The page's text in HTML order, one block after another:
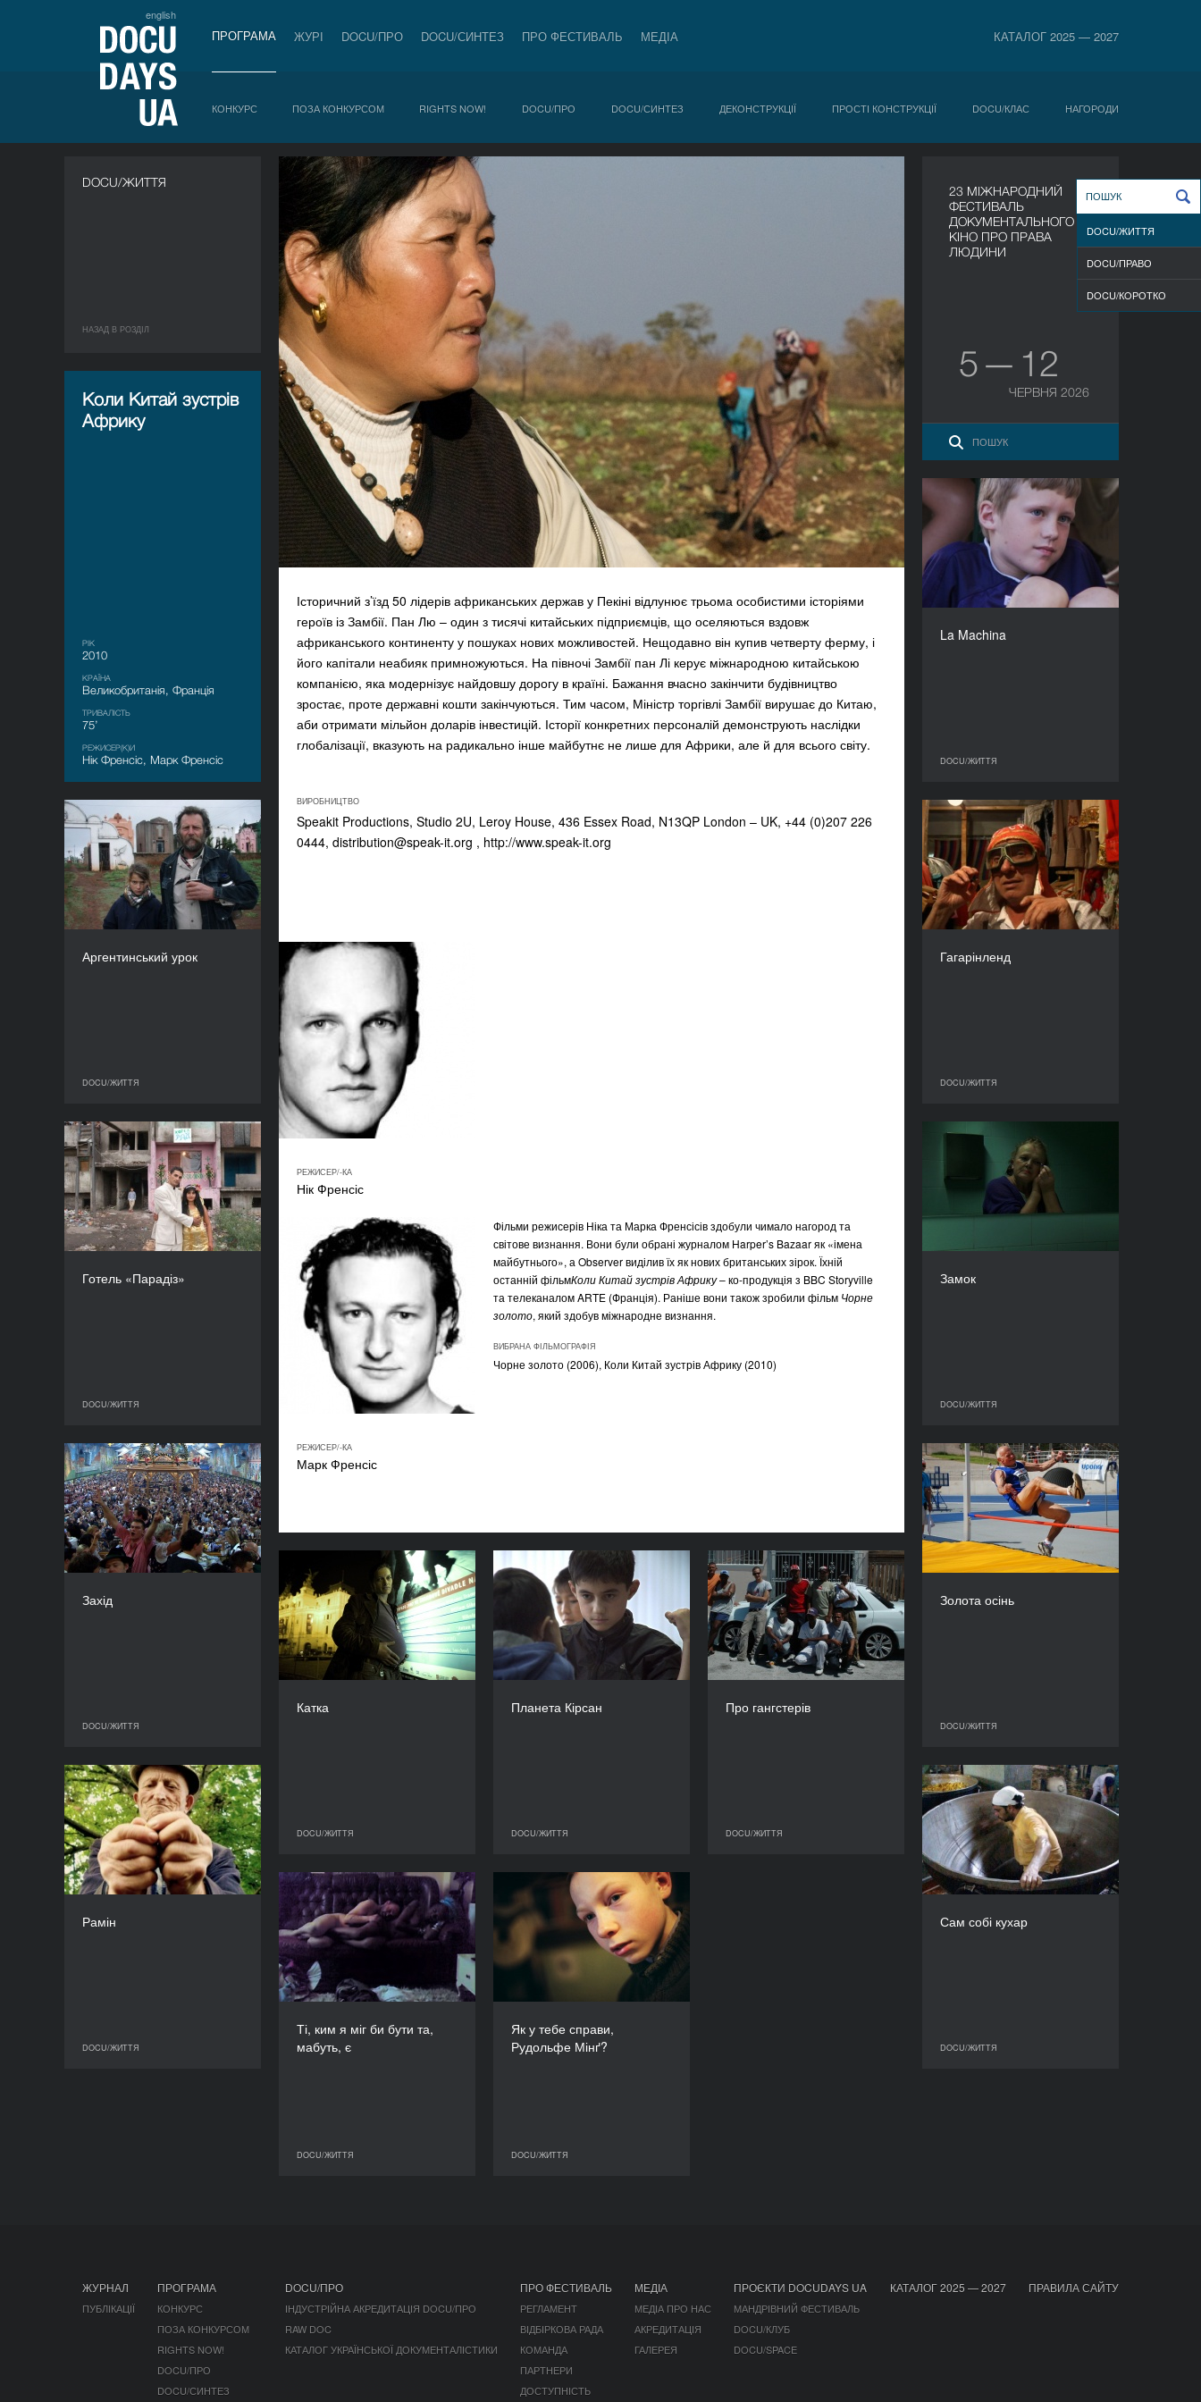
english
ПРОГРАМА ЖУРІ DOCU/ПРО DOCU/СИНТЕЗ ПРО ФЕСТИВАЛЬ МЕДІА КАТАЛОГ 2025 — 2027
КОНКУРС ПОЗА КОНКУРСОМ RIGHTS NOW! DOCU/ПРО DOCU/СИНТЕЗ ДЕКОНСТРУКЦІЇ ПРОСТІ КОНСТРУКЦІЇ DOCU/КЛАС НАГОРОДИ
DOCU/ЖИТТЯ
НАЗАД В РОЗДIЛ
Коли Китай зустрів
Африку
РІК
2010
КРАЇНА
Великобританія, Франція
ТРИВАЛІСТЬ
75’
РЕЖИСЕР(К)И
Нік Френсіс, Марк Френсіс
Історичний з’їзд 50 лідерів африканських держав у Пекіні відлунює трьома особистими історіями
героїв із Замбії. Пан Лю – один з тисячі китайських підприємців, що оселяються вздовж
африканського континенту у пошуках нових можливостей. Нещодавно він купив четверту ферму, і
його капітали неабияк примножуються. На півночі Замбії пан Лі керує міжнародною китайською
компанією, яка модернізує найдовшу дорогу в країні. Бажання вчасно закінчити будівництво
зростає, проте державні кошти закінчуються. Тим часом, Міністр торгівлі Замбії вирушає до Китаю,
аби отримати мільйон доларів інвестицій. Історії конкретних персоналій демонструють наслідки
глобалізації, вказують на радикально інше майбутнє не лише для Африки, але й для всього світу.
ВИРОБНИЦТВО
Speakit Productions, Studio 2U, Leroy House, 436 Essex Road, N13QP London – UK, +44 (0)207 226
0444, distribution@speak-it.org , http://www.speak-it.org
РЕЖИСЕР/-КА
Нік Френсіс
РЕЖИСЕР/-КА
Марк Френсіс
Фільми режисерів Ніка та Марка Френсісівздобули чимало нагород та
світове визнання. Вони були обрані журналом Harper’s Bazaar як «імена
майбутнього», а Observer виділив їх як нових британських зірок. Їхній
останній фільмКоли Китай зустрів Африку– ко-продукція з BBC Storyville
та телеканалом ARTE (Франція). Раніше вони також зробили фільм Чорне
золото, який здобув міжнародне визнання.
ВИБРАНА ФІЛЬМОГРАФІЯ
Чорне золото (2006), Коли Китай зустрів Африку (2010)
23 МІЖНАРОДНИЙ
ФЕСТИВАЛЬ
ДОКУМЕНТАЛЬНОГО
КІНО ПРО ПРАВА
ЛЮДИНИ
5 — 12
ЧЕРВНЯ 2026
La Machina
DOCU/ЖИТТЯ
La Machina
2011
КРАЇНА
Польща
РЕЖИСЕР/-КА
Аргентинський урок
DOCU/ЖИТТЯ
Аргентинський урок
РІК
2011
КРАЇНА
Польща
РЕЖИСЕР/-КА
Гагарінленд
DOCU/ЖИТТЯ
Гагарінленд
РІК
2010
КРАЇНА
Франція, Росія
РЕЖИСЕР/-КА
Готель «Парадіз»
DOCU/ЖИТТЯ
Готель «Парадіз»
РІК
2010
КРАЇНА
Болгарія
РЕЖИСЕР/-КА
Замок
DOCU/ЖИТТЯ
РЕЖИСЕР(К)И
Захід
DOCU/ЖИТТЯ
Захід
РІК
2011
КРАЇНА
Австрія
РЕЖИСЕР/-КА
Золота осінь
DOCU/ЖИТТЯ
Золота осінь
РІК
2010
КРАЇНА
Німеччина
РЕЖИСЕР/-КА
Катка
DOCU/ЖИТТЯ
Катка
РІК
2010
КРАЇНА
Чехія
РЕЖИСЕР/-КА
Планета Кірсан
DOCU/ЖИТТЯ
Планета Кірсан
2010
КРАЇНА
Польща
РЕЖИСЕР/-КА
Про гангстерів
DOCU/ЖИТТЯ
Про гангстерів
РІК
2011
КРАЇНА
Німеччина, Південно-
Африканська Республіка
Рамін
DOCU/ЖИТТЯ
Рамін
РІК
2011
КРАЇНА
Латвія, Грузія
РЕЖИСЕР/-КА
Сам собі кухар
DOCU/ЖИТТЯ
Сам собі кухар
2011
КРАЇНА
Бельгія
РЕЖИСЕР(К)И
Ті, ким я міг би бути та,
мабуть, є
DOCU/ЖИТТЯ
Ті, ким я міг би бути та,
мабуть, є
РІК
2010
КРАЇНА
Нідерланди
Борис Ґерретц
Як у тебе справи,
Рудольфе Мінґ?
DOCU/ЖИТТЯ
Як у тебе справи,
Рудольфе Мінґ?
РІК
2010
КРАЇНА
Латвія
Робертс Рубінс
ЖУРНАЛ
ПУБЛІКАЦІЇ
ПРОГРАМА
КОНКУРС
ПОЗА КОНКУРСОМ
RIGHTS NOW!
DOCU/ПРО
DOCU/СИНТЕЗ
DOCU/ПРО
ІНДУСТРІЙНА АКРЕДИТАЦІЯ DOCU/ПРО
RAW DOC
КАТАЛОГ УКРАЇНСЬКОЇ ДОКУМЕНТАЛІСТИКИ
ПРО ФЕСТИВАЛЬ
РЕГЛАМЕНТ
ВІДБІРКОВА РАДА
КОМАНДА
ПАРТНЕРИ
ДОСТУПНІСТЬ
МЕДІА
МЕДІА ПРО НАС
АКРЕДИТАЦІЯ
ГАЛЕРЕЯ
ПРОЄКТИ DOCUDAYS UA
МАНДРІВНИЙ ФЕСТИВАЛЬ
DOCU/КЛУБ
DOCU/SPACE
КАТАЛОГ 2025 — 2027 ПРАВИЛА САЙТУ
DOCU/ЖИТТЯ
DOCU/ПРАВО
DOCU/КOРОТКО